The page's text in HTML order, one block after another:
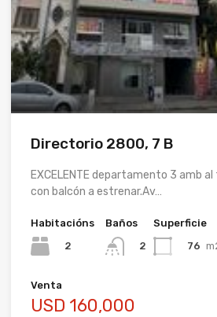
Directorio 2800, 7 B
EXCELENTE departamento 3 amb
con balcón a estrenar.Av…
Habitacións
2
Baños
2
Superficie
76
Venta
USD 160,000